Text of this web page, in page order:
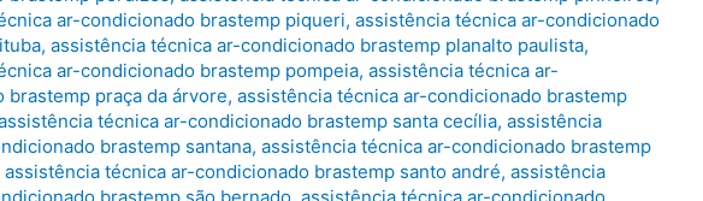
ar-condicionado brastemp piqueri,assistência técnica ar-condicionado
,assistência técnica ar-condicionado brastemp planalto paulista,
ar-condicionado brastemp pompeia,assistência técnica ar-
brastemp praça da árvore,assistência técnica ar-condicionado brastemp
técnica ar-condicionado brastemp santa cecília,assistência
brastemp santana,assistência técnica ar-condicionado brastemp
assistência técnica ar-condicionado brastemp santo andré,assistência
brastemp são bernado,assistência técnica ar-condicionado